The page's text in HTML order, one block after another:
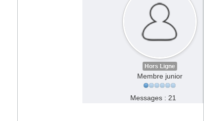
Hors Ligne
Membre junior
Messages : 21